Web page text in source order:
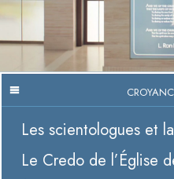
Les scientologues et
Le Credo de l’Église